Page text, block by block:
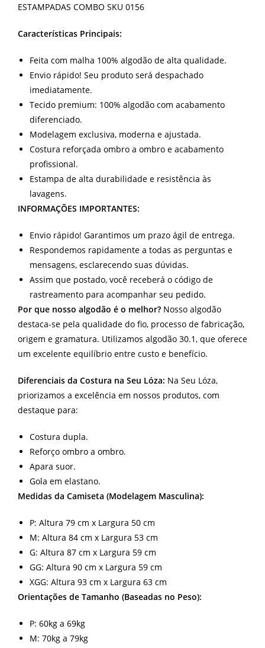
ESTAMPADAS COMBO SKU 0156
Características Principais:
Feita com malha 100% algodão de alta qualidade.
Envio rápido! Seu produto será despachado
imediatamente.
Tecido premium: 100% algodão com acabamento
diferenciado.
Modelagem exclusiva, moderna e ajustada.
Costura reforçada ombro a ombro e acabamento
profissional.
Estampa de alta durabilidade e resistência às
lavagens.
INFORMAÇÕES IMPORTANTES:
Envio rápido! Garantimos um prazo ágil de entrega.
Respondemos rapidamente a todas as perguntas e
mensagens, esclarecendo suas dúvidas.
Assim que postado, você receberá o código de
rastreamento para acompanhar seu pedido.
Por que nosso algodão é o melhor? Nosso algodão
destaca-se pela qualidade do fio, processo de fabricação,
origem e gramatura. Utilizamos algodão 30.1, que oferece
um excelente equilíbrio entre custo e benefício.
Diferenciais da Costura na Seu Lóza: Na Seu Lóza,
priorizamos a excelência em nossos produtos, com
destaque para:
Costura dupla.
Reforço ombro a ombro.
Apara suor.
Gola em elastano.
Medidas da Camiseta (Modelagem Masculina):
P: Altura 79 cm x Largura 50 cm
M: Altura 84 cm x Largura 53 cm
G: Altura 87 cm x Largura 59 cm
GG: Altura 90 cm x Largura 59 cm
XGG: Altura 93 cm x Largura 63 cm
Orientações de Tamanho (Baseadas no Peso):
P: 60kg a 69kg
M: 70kg a 79kg